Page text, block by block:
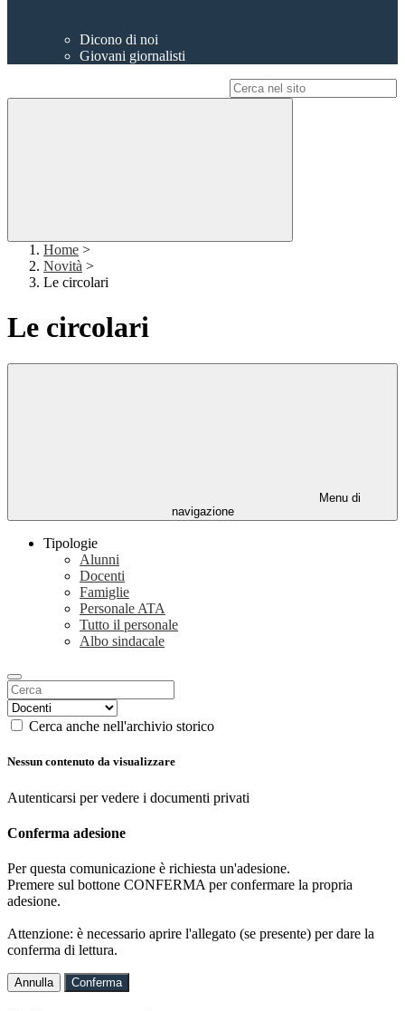
Dicono di noi
Giovani giornalisti
Home >
Novità >
Le circolari
Le circolari
Menu di
navigazione
Tipologie
Alunni
Docenti
Famiglie
Personale ATA
Tutto il personale
Albo sindacale
Cerca anche nell'archivio storico
Nessun contenuto da visualizzare
Autenticarsi per vedere i documenti privati
Conferma adesione
Per questa comunicazione è richiesta un'adesione.
Premere sul bottone CONFERMA per confermare la propria
adesione.
Attenzione: è necessario aprire l'allegato (se presente) per dare la
conferma di lettura.
Annulla Conferma